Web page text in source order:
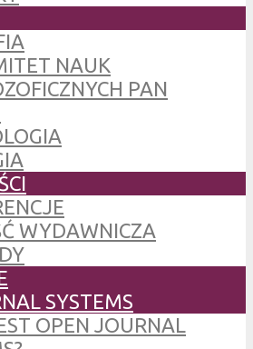
NAUK
PAN
WYDAWNICZA
SYSTEMS
OPEN JOURNAL